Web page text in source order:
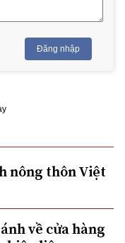
Đăng nhập
nông thôn Việt
về cửa hàng